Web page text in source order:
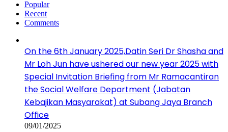
Popular
Recent
Comments
On the 6th January 2025,Datin Seri Dr Shasha and
Mr Loh Jun have ushered our new year 2025 with
Special Invitation Briefing from Mr Ramacantiran
the Social Welfare Department (Jabatan
Kebajikan Masyarakat) at Subang Jaya Branch
Office
09/01/2025